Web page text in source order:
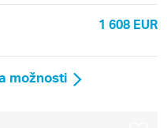
1 608 EUR
možnosti